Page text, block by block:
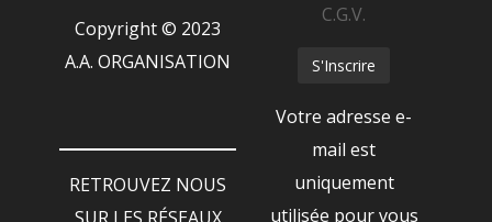
Copyright © 2023
A.A. ORGANISATION
RETROUVEZ NOUS
C.G.V.
Votre adresse e-
mail est
uniquement
utilisée pour vous